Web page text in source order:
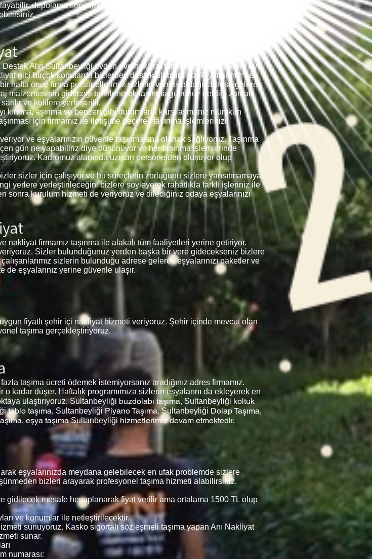
depolama seçenekleri sağlayabilir ve hatta sizin için paketleme
Alın Sultanbeyliği evden eve nakliyat firmamız ile ister evden eve
gibi birçok konularda bizlerden destek alabilirsiniz. Fiyatlarımız her
hafta önce firma personellerimiz sizlerin vermiş olduğu adrese gelerek
malzemesinin gideceği belirlenerek taşınma gününüz geldiği zaman
ve kolilere yerleştirilir.
kırılma, aşınma ve benzeri gibi durumlarla karşılaşmanız mümkün
için firmamız ile iletişime geçerek taşınma işlemlerinizi
ve eşyalarınızın güvenle taşınmasına olanak sağlıyoruz. Taşınma
gün ne yapabiliriz diye düşünüyor ve her taşınma işlemlerinde
Kadromuz alanında uzman personelden oluşuyor olup
sizler için çalışıyor ve bu süreçlerin zorluğunu sizlere yansıtmamaya
yerlere yerleştirileceğini bizlere söyleyerek rahatlıkla farklı işleriniz ile
sonra kurulum hizmeti de veriyoruz ve dilediğiniz odaya eşyalarınızı
firmamız taşınma ile alakalı tüm faaliyetleri yerine getiriyor.
Sizler bulunduğunuz yerden başka bir yere gidecekseniz bizlere
sizlerin bulunduğu adrese gelerek eşyalarınızı paketler ve
eşyalarınız yerine güvenle ulaşır.
fiyatlı şehir içi nakliyat hizmeti veriyoruz. Şehir içinde mevcut olan
taşıma gerçekleştiriyoruz.
taşıma ücreti ödemek istemiyorsanız aradığınız adres firmamız.
kadar düşer. Haftalık programımıza sizlerin eşyalarını da ekleyerek en
ulaştırıyoruz. Sultanbeyliği buzdolabı taşıma, Sultanbeyliği koltuk
tablo taşıma, Sultanbeyliği Piyano Taşıma,Sultanbeyliği Dolap Taşıma,
eşya taşımaSultanbeyliği hizmetlerimiz devam etmektedir.
eşyalarınızda meydana gelebilecek en ufak problemde sizlere
bizleri arayarak profesyonel taşıma hizmeti alabilirsiniz.
gidilecek mesafe hesaplanarak fiyat verilir ama ortalama 1500 TL olup
ve konumlar ile netleştirilecektir.
sunuyoruz. Kasko sigortalı sözleşmeli taşıma yapan Anı Nakliyat
sunar.
numarası: